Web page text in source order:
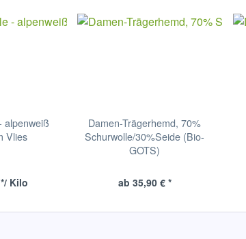
alpenweiß
Vlies
Kilo
Damen-Trägerhemd, 70%
Schurwolle/30%Seide (Bio-
GOTS)
ab 35,90 € *